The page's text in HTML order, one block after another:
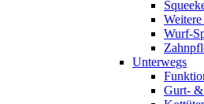
Wurf-
Unterwegs
Gurt- &